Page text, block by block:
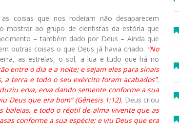
coisas que nos rodeiam não desaparecem
mostrar ao grupo de cientistas da estória que
– também dado por Deus – Ainda que
outras coisas o que Deus já havia criado. “No
as estrelas, o sol, a lua e tudo que há no
entre o dia e a noite; e sejam eles para sinais
a terra e todo o seu exército foram acabados”.
erva, erva dando semente conforme a sua
Deus que era bom” (Gênesis 1:12). Deus criou
baleias, e todo o réptil de alma vivente que as
conforme a sua espécie; e viu Deus que era